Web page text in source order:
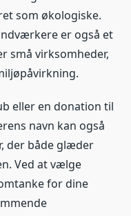
som økologiske.
er også et
små virksomheder,
eller en donation til
navn kan også
der både glæder
Ved at vælge
for dine